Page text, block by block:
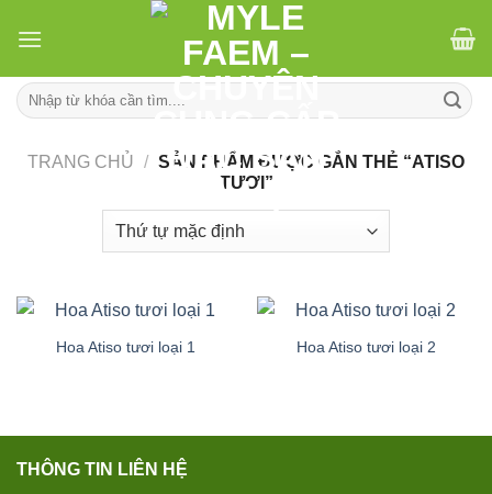
Tìm
kiếm:
TRANG CHỦ / SẢN PHẨM ĐƯỢC GẮN THẺ “ATISO
TƯƠI”
Hoa Atiso tươi loại 1 Hoa Atiso tươi loại 2
THÔNG TIN LIÊN HỆ